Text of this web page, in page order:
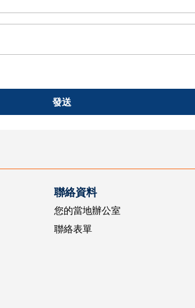
發送
聯絡資料
您的當地辦公室
聯絡表單